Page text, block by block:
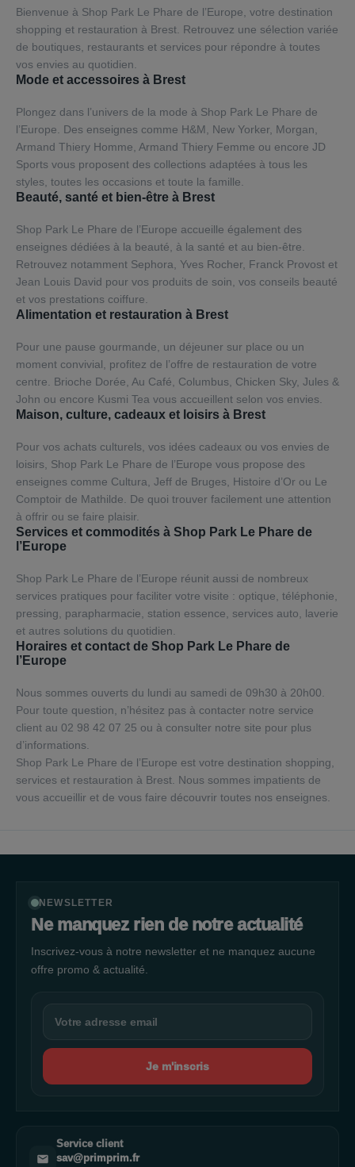
Bienvenue à Shop Park Le Phare de l’Europe, votre destination
shopping et restauration à Brest. Retrouvez une sélection variée
de boutiques, restaurants et services pour répondre à toutes
vos envies au quotidien.
Mode et accessoires à Brest
Plongez dans l’univers de la mode à Shop Park Le Phare de
l’Europe. Des enseignes comme H&M, New Yorker, Morgan,
Armand Thiery Homme, Armand Thiery Femme ou encore JD
Sports vous proposent des collections adaptées à tous les
styles, toutes les occasions et toute la famille.
Beauté, santé et bien-être à Brest
Shop Park Le Phare de l’Europe accueille également des
enseignes dédiées à la beauté, à la santé et au bien-être.
Retrouvez notamment Sephora, Yves Rocher, Franck Provost et
Jean Louis David pour vos produits de soin, vos conseils beauté
et vos prestations coiffure.
Alimentation et restauration à Brest
Pour une pause gourmande, un déjeuner sur place ou un
moment convivial, profitez de l’offre de restauration de votre
centre. Brioche Dorée, Au Café, Columbus, Chicken Sky, Jules &
John ou encore Kusmi Tea vous accueillent selon vos envies.
Maison, culture, cadeaux et loisirs à Brest
Pour vos achats culturels, vos idées cadeaux ou vos envies de
loisirs, Shop Park Le Phare de l’Europe vous propose des
enseignes comme Cultura, Jeff de Bruges, Histoire d’Or ou Le
Comptoir de Mathilde. De quoi trouver facilement une attention
à offrir ou se faire plaisir.
Services et commodités à Shop Park Le Phare de
l’Europe
Shop Park Le Phare de l’Europe réunit aussi de nombreux
services pratiques pour faciliter votre visite : optique, téléphonie,
pressing, parapharmacie, station essence, services auto, laverie
et autres solutions du quotidien.
Horaires et contact de Shop Park Le Phare de
l’Europe
Nous sommes ouverts du lundi au samedi de 09h30 à 20h00.
Pour toute question, n’hésitez pas à contacter notre service
client au 02 98 42 07 25 ou à consulter notre site pour plus
d’informations.
Shop Park Le Phare de l’Europe est votre destination shopping,
services et restauration à Brest. Nous sommes impatients de
vous accueillir et de vous faire découvrir toutes nos enseignes.
NEWSLETTER
Ne manquez rien de notre actualité
Inscrivez-vous à notre newsletter et ne manquez aucune
offre promo & actualité.
Je m'inscris
Service client
sav@primprim.fr